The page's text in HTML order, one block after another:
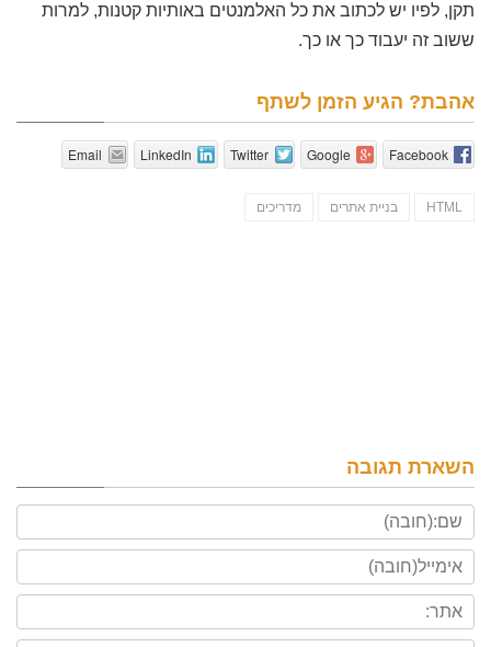
תקן, לפיו יש לכתוב את כל האלמנטים באותיות קטנות, למרות
ששוב זה יעבוד כך או כך.
אהבת? הגיע הזמן לשתף
Facebook
Google
Twitter
LinkedIn
Email
HTML בניית אתרים מדריכים
השארת תגובה